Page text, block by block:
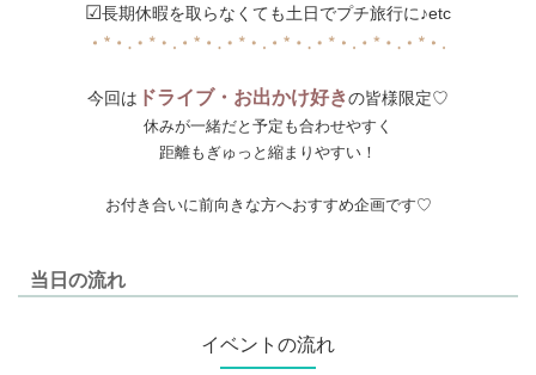
☑長期休暇を取らなくても土日でプチ旅行に♪etc
今回は ドライブ・お出かけ好きの皆様限定♡
休みが一緒だと予定も合わせやすく
距離もぎゅっと縮まりやすい！
お付き合いに前向きな方へおすすめ企画です♡
当日の流れ
イベントの流れ